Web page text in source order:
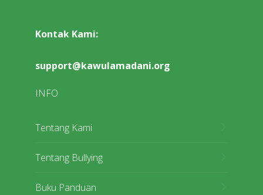
Kontak Kami:
support@kawulamadani.org
INFO
Tentang Kami
Tentang Bullying
Buku Panduan